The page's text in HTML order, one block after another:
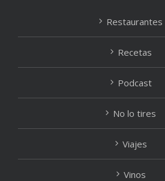
Restaurantes
Recetas
Podcast
No lo tires
Viajes
Vinos